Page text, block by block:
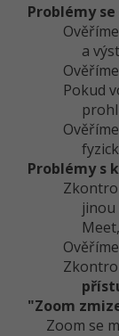
Problémy
a
Pokud
Problémy s
jinou
"Zoom
Zoom se